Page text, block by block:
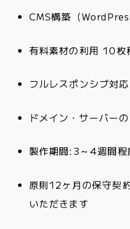
CMS構築（
有料素材の利用 10枚
フルレスポンシブ対応
ドメイン・サーバー
製作期間:3～4週間程
原則12ヶ月の保守契
いただきます